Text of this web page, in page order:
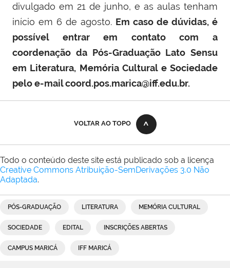
divulgado em 21 de junho, e as aulas tenham
início em 6 de agosto. Em caso de dúvidas, é
possível entrar em contato com a
coordenação da Pós-Graduação Lato Sensu
em Literatura, Memória Cultural e Sociedade
pelo e-mail coord.pos.marica@iff.edu.br.
VOLTAR AO TOPO
Todo o conteúdo deste site está publicado sob a licença
Creative Commons Atribuição-SemDerivações 3.0 Não
Adaptada.
PÓS-GRADUAÇÃO LITERATURA MEMÓRIA CULTURAL
SOCIEDADE EDITAL INSCRIÇÕES ABERTAS
CAMPUS MARICÁ IFF MARICÁ